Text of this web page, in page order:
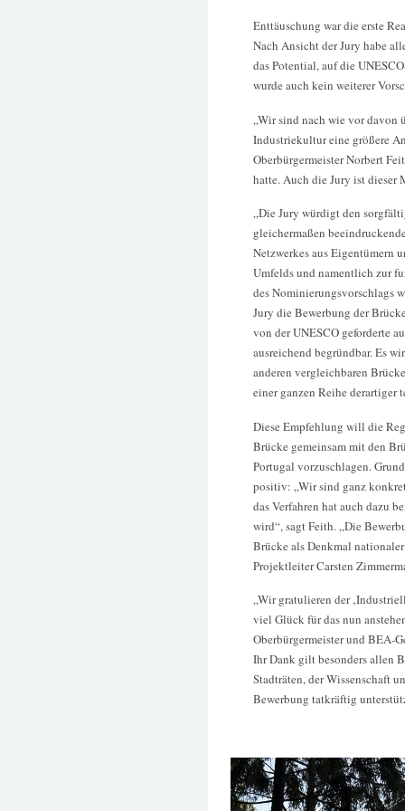
Enttäuschung war die erste
Nach Ansicht der Jury habe
das Potential, auf die
wurde auch kein weiterer
„Wir sind nach wie vor davon
Industriekultur eine größere
Oberbürgermeister Norbert
hatte. Auch die Jury ist dieser
„Die Jury würdigt den
gleichermaßen
Netzwerkes aus Eigentümern
Umfelds und namentlich zur
des Nominierungsvorschlags
Jury die Bewerbung der
von der UNESCO geforderte
ausreichend begründbar. Es
anderen vergleichbaren
einer ganzen Reihe derartiger
Diese Empfehlung will die
Brücke gemeinsam mit den
Portugal vorzuschlagen.
positiv: „Wir sind ganz
das Verfahren hat auch dazu
wird“, sagt Feith. „Die
Brücke als Denkmal
Projektleiter Carsten
„Wir gratulieren der
viel Glück für das nun
Oberbürgermeister und BEA-
Ihr Dank gilt besonders allen
Stadträten, der Wissenschaft
Bewerbung tatkräftig